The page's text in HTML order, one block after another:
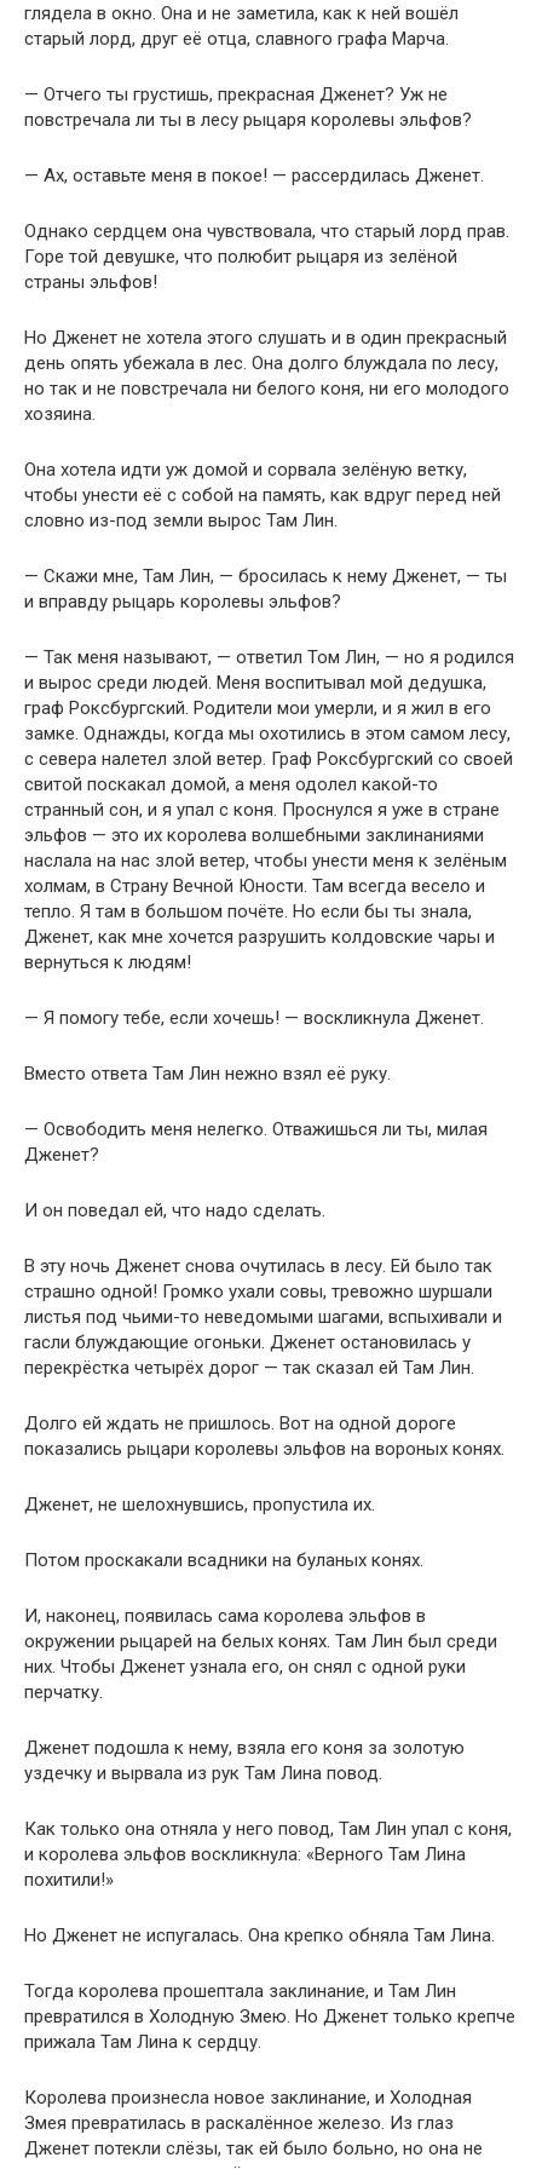
глядела в окно. Она и не заметила, как к ней вошёл
старый лорд, друг её отца, славного графа Марча.
— Отчего ты грустишь, прекрасная Дженет? Уж не
повстречала ли ты в лесу рыцаря королевы эльфов?
— Ах, оставьте меня в покое! — рассердилась Дженет.
Однако сердцем она чувствовала, что старый лорд прав.
Горе той девушке, что полюбит рыцаря из зелёной
страны эльфов!
Но Дженет не хотела этого слушать и в один прекрасный
день опять убежала в лес. Она долго блуждала по лесу,
но так и не повстречала ни белого коня, ни его молодого
хозяина.
Она хотела идти уж домой и сорвала зелёную ветку,
чтобы унести её с собой на память, как вдруг перед ней
словно из-под земли вырос Там Лин.
— Скажи мне, Там Лин, — бросилась к нему Дженет, — ты
и вправду рыцарь королевы эльфов?
— Так меня называют, — ответил Том Лин, — но я родился
и вырос среди людей. Меня воспитывал мой дедушка,
граф Роксбургский. Родители мои умерли, и я жил в его
замке. Однажды, когда мы охотились в этом самом лесу,
с севера налетел злой ветер. Граф Роксбургский со своей
свитой поскакал домой, а меня одолел какой-то
странный сон, и я упал с коня. Проснулся я уже в стране
эльфов — это их королева волшебными заклинаниями
наслала на нас злой ветер, чтобы унести меня к зелёным
холмам, в Страну Вечной Юности. Там всегда весело и
тепло. Я там в большом почёте. Но если бы ты знала,
Дженет, как мне хочется разрушить колдовские чары и
вернуться к людям!
— Я помогу тебе, если хочешь! — воскликнула Дженет.
Вместо ответа Там Лин нежно взял её руку.
— Освободить меня нелегко. Отважишься ли ты, милая
Дженет?
И он поведал ей, что надо сделать.
В эту ночь Дженет снова очутилась в лесу. Ей было так
страшно одной! Громко ухали совы, тревожно шуршали
листья под чьими-то неведомыми шагами, вспыхивали и
гасли блуждающие огоньки. Дженет остановилась у
перекрёстка четырёх дорог — так сказал ей Там Лин.
Долго ей ждать не пришлось. Вот на одной дороге
показались рыцари королевы эльфов на вороных конях.
Дженет, не шелохнувшись, пропустила их.
Потом проскакали всадники на буланых конях.
И, наконец, появилась сама королева эльфов в
окружении рыцарей на белых конях. Там Лин был среди
них. Чтобы Дженет узнала его, он снял с одной руки
перчатку.
Дженет подошла к нему, взяла его коня за золотую
уздечку и вырвала из рук Там Лина повод.
Как только она отняла у него повод, Там Лин упал с коня,
и королева эльфов воскликнула: «Верного Там Лина
похитили!»
Но Дженет не испугалась. Она крепко обняла Там Лина.
Тогда королева прошептала заклинание, и Там Лин
превратился в Холодную Змею. Но Дженет только крепче
прижала Там Лина к сердцу.
Королева произнесла новое заклинание, и Холодная
Змея превратилась в раскалённое железо. Из глаз
Дженет потекли слёзы, так ей было больно, но она не